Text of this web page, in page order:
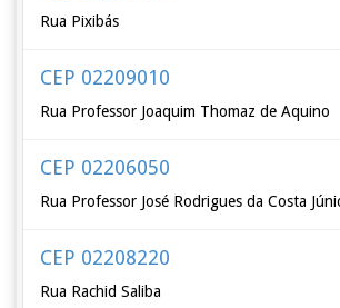
Rua Pixibás
CEP 02209010
Rua Professor Joaquim Thomaz de Aquino
CEP 02206050
Rua Professor José Rodrigues da Costa
CEP 02208220
Rua Rachid Saliba